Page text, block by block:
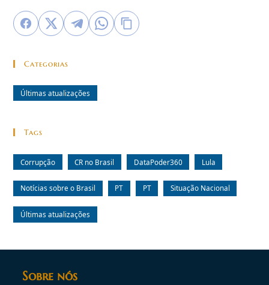
Categorias
Últimas atualizações
Tags
Corrupção CR no Brasil DataPoder360 Lula
Notícias sobre o Brasil PT PT Situação Nacional
Últimas atualizações
Sobre nós